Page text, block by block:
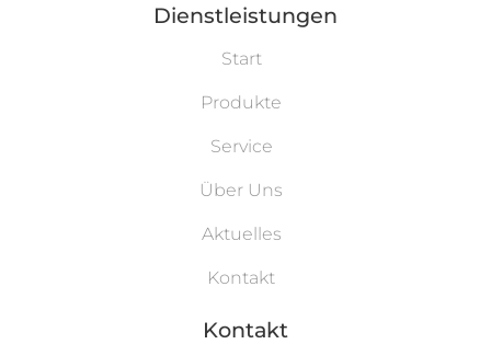
Dienstleistungen
Start
Produkte
Service
Über Uns
Aktuelles
Kontakt
Kontakt